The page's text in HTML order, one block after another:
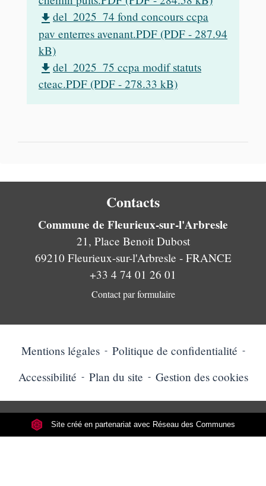
file_download del_2025_74 fond concours ccpa
pav enterres avenant.PDF (PDF - 287.94
kB)
file_download del_2025_75 ccpa modif statuts
cteac.PDF (PDF - 278.33 kB)
Contacts
Commune de Fleurieux-sur-l'Arbresle
21, Place Benoit Dubost
69210 Fleurieux-sur-l'Arbresle - FRANCE
+33 4 74 01 26 01
Contact par formulaire
Mentions légales - Politique de confidentialité -
Accessibilité - Plan du site - Gestion des cookies
Site créé en partenariat avec Réseau des Communes